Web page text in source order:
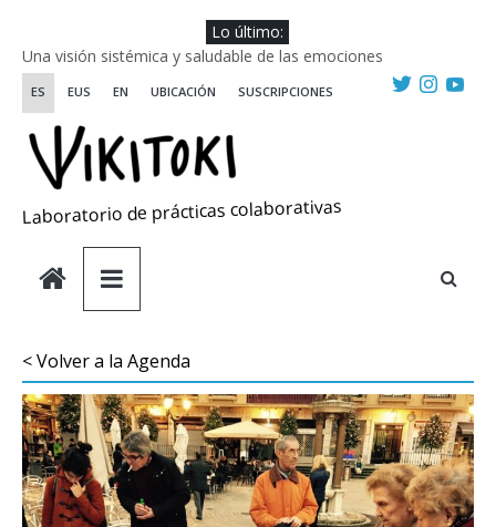
contenido
Lo último:
Una visión sistémica y saludable de las emociones
Investigando y haciendo desde-con las artes
WIKIRIKI ::: Convocatoria de residencias de investigación y
creación 2025
Escuela de Prácticas Transformadoras
ES EUS EN UBICACIÓN SUSCRIPCIONES
Laboratorio de prácticas colaborativas
< Volver a la Agenda